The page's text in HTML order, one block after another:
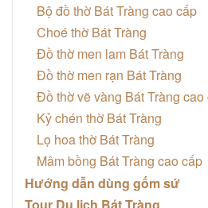
Bộ đồ thờ Bát Tràng cao cấp
Choé thờ Bát Tràng
Đồ thờ men lam Bát Tràng
Đồ thờ men rạn Bát Tràng
Đồ thờ vẽ vàng Bát Tràng cao
Kỷ chén thờ Bát Tràng
Lọ hoa thờ Bát Tràng
Mâm bồng Bát Tràng cao cấp
Hướng dẫn dùng gốm sứ
Tour Du lịch Bát Tràng